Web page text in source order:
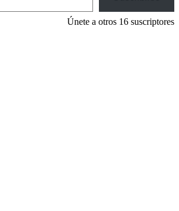
Únete a otros 16 suscriptores